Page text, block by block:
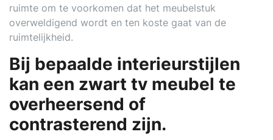
ruimte om te voorkomen dat het meubelstuk
overweldigend wordt en ten koste gaat van de
ruimtelijkheid.
Bij bepaalde interieurstijlen
kan een zwart tv meubel te
overheersend of
contrasterend zijn.